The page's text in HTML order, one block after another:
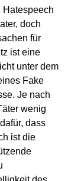
Hatespeech
doch
für
ist eine
unter dem
Fake
Je nach
wenig
dass
ist die